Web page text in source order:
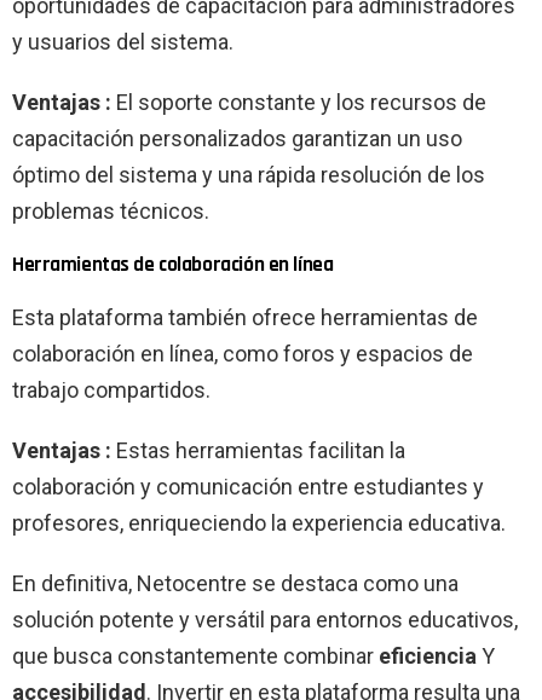
oportunidades de capacitación para administradores
y usuarios del sistema.
Ventajas : El soporte constante y los recursos de
capacitación personalizados garantizan un uso
óptimo del sistema y una rápida resolución de los
problemas técnicos.
Herramientas de colaboración en línea
Esta plataforma también ofrece herramientas de
colaboración en línea, como foros y espacios de
trabajo compartidos.
Ventajas : Estas herramientas facilitan la
colaboración y comunicación entre estudiantes y
profesores, enriqueciendo la experiencia educativa.
En definitiva, Netocentre se destaca como una
solución potente y versátil para entornos educativos,
que busca constantemente combinar eficiencia Y
accesibilidad . Invertir en esta plataforma resulta una